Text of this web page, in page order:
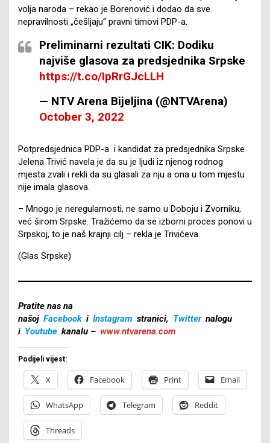
volja naroda – rekao je Borenović i dodao da sve
nepravilnosti „češljaju“ pravni timovi PDP-a.
Preliminarni rezultati CIK: Dodiku
najviše glasova za predsjednika Srpske
https://t.co/IpRrGJcLLH
— NTV Arena Bijeljina (@NTVArena)
October 3, 2022
Potpredsjednica PDP-a i kandidat za predsjednika Srpske
Jelena Trivić navela je da su je ljudi iz njenog rodnog
mjesta zvali i rekli da su glasali za nju a ona u tom mjestu
nije imala glasova.
– Mnogo je neregularnosti, ne samo u Doboju i Zvorniku,
već širom Srpske. Tražićemo da se izborni proces ponovi u
Srpskoj, to je naš krajnji cilj – rekla je Trivićeva.
(Glas Srpske)
Pratite nas na
našoj Facebook i Instagram stranici, Twitter nalogu
i Youtube kanalu – www.ntvarena.com
Podijeli vijest:
X Facebook Print Email
WhatsApp Telegram Reddit
Threads